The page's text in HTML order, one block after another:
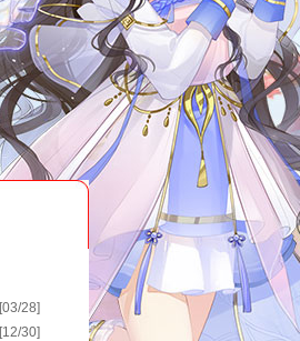
[03/28]
[12/30]